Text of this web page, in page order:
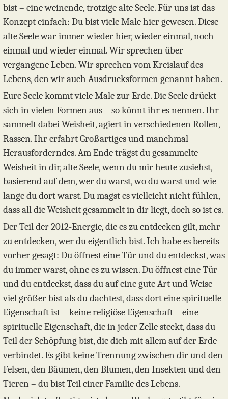
bist – eine weinende, trotzige alte Seele. Für uns ist das
Konzept einfach: Du bist viele Male hier gewesen. Diese
alte Seele war immer wieder hier, wieder einmal, noch
einmal und wieder einmal. Wir sprechen über
vergangene Leben. Wir sprechen vom Kreislauf des
Lebens, den wir auch Ausdrucksformen genannt haben.
Eure Seele kommt viele Male zur Erde. Die Seele drückt
sich in vielen Formen aus – so könnt ihr es nennen. Ihr
sammelt dabei Weisheit, agiert in verschiedenen Rollen,
Rassen. Ihr erfahrt Großartiges und manchmal
Herausforderndes. Am Ende trägst du gesammelte
Weisheit in dir, alte Seele, wenn du mir heute zusiehst,
basierend auf dem, wer du warst, wo du warst und wie
lange du dort warst. Du magst es vielleicht nicht fühlen,
dass all die Weisheit gesammelt in dir liegt, doch so ist es.
Der Teil der 2012-Energie, die es zu entdecken gilt, mehr
zu entdecken, wer du eigentlich bist. Ich habe es bereits
vorher gesagt: Du öffnest eine Tür und du entdeckst, was
du immer warst, ohne es zu wissen. Du öffnest eine Tür
und du entdeckst, dass du auf eine gute Art und Weise
viel größer bist als du dachtest, dass dort eine spirituelle
Eigenschaft ist – keine religiöse Eigenschaft – eine
spirituelle Eigenschaft, die in jeder Zelle steckt, dass du
Teil der Schöpfung bist, die dich mit allem auf der Erde
verbindet. Es gibt keine Trennung zwischen dir und den
Felsen, den Bäumen, den Blumen, den Insekten und den
Tieren – du bist Teil einer Familie des Lebens.